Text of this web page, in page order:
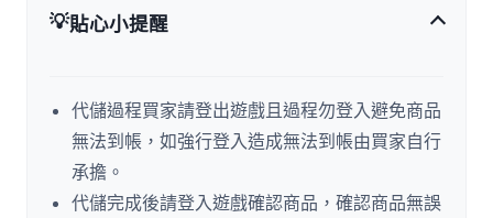
💡貼心小提醒
代儲過程買家請登出遊戲且過程勿登入避免商品
無法到帳，如強行登入造成無法到帳由買家自行
承擔。
代儲完成後請登入遊戲確認商品，確認商品無誤